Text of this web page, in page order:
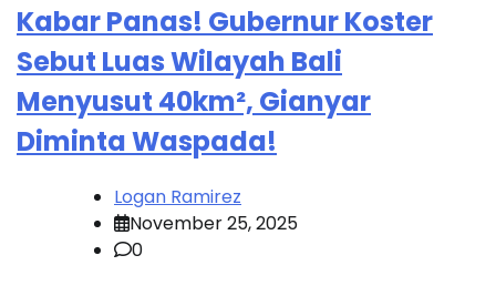
Kabar Panas! Gubernur Koster
Sebut Luas Wilayah Bali
Menyusut 40km², Gianyar
Diminta Waspada!
Logan Ramirez
November 25, 2025
0